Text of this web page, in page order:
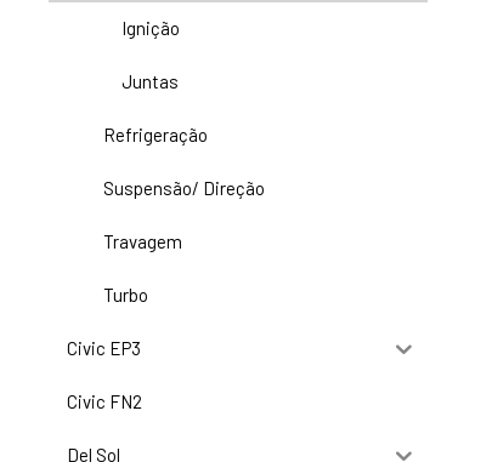
Ignição
Juntas
Refrigeração
Suspensão/ Direção
Travagem
Turbo
Civic EP3
Civic FN2
Del Sol